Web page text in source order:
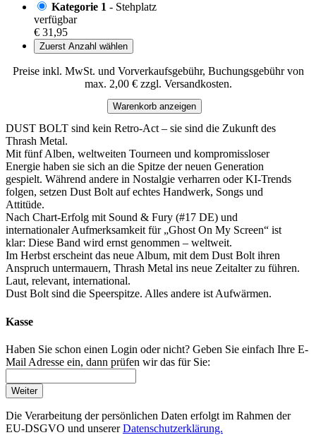
Kategorie 1 - Stehplatz
verfügbar
€ 31,95
Zuerst Anzahl wählen
Preise inkl. MwSt. und Vorverkaufsgebühr, Buchungsgebühr von
max. 2,00 € zzgl. Versandkosten.
Warenkorb anzeigen
DUST BOLT sind kein Retro-Act – sie sind die Zukunft des
Thrash Metal.
Mit fünf Alben, weltweiten Tourneen und kompromissloser
Energie haben sie sich an die Spitze der neuen Generation
gespielt. Während andere in Nostalgie verharren oder KI-Trends
folgen, setzen Dust Bolt auf echtes Handwerk, Songs und
Attitüde.
Nach Chart-Erfolg mit Sound & Fury (#17 DE) und
internationaler Aufmerksamkeit für „Ghost On My Screen“ ist
klar: Diese Band wird ernst genommen – weltweit.
Im Herbst erscheint das neue Album, mit dem Dust Bolt ihren
Anspruch untermauern, Thrash Metal ins neue Zeitalter zu führen.
Laut, relevant, international.
Dust Bolt sind die Speerspitze. Alles andere ist Aufwärmen.
Kasse
Haben Sie schon einen Login oder nicht? Geben Sie einfach Ihre E-
Mail Adresse ein, dann prüfen wir das für Sie:
Weiter
Die Verarbeitung der persönlichen Daten erfolgt im Rahmen der
EU-DSGVO und unsererDatenschutzerklärung.